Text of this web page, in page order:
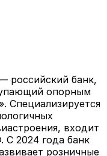
российский банк,
опорным
Специализируется
входит
С 2024 года банк
розничные